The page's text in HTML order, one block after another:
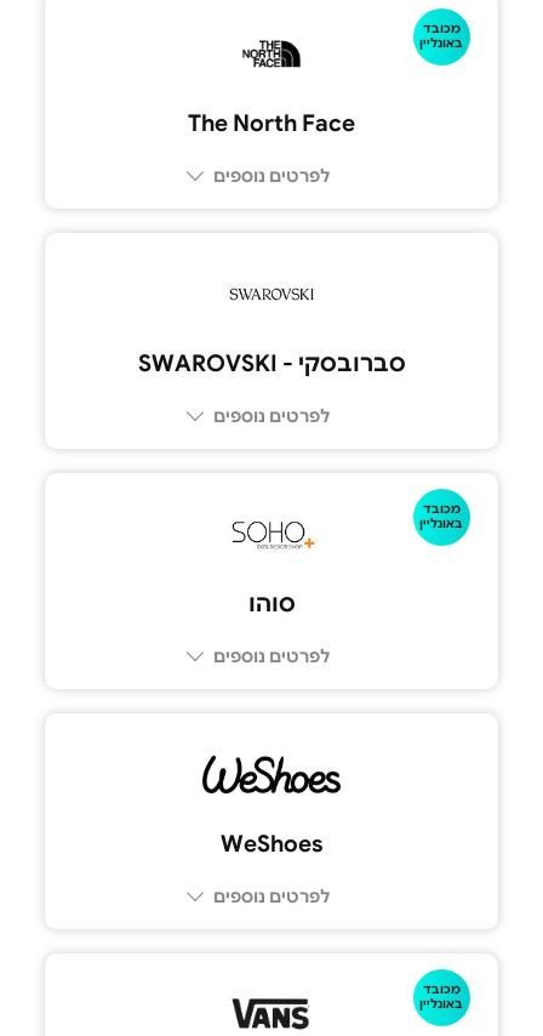
מכובד
באונליין
The North Face
לפרטים נוספים
סברובסקי - SWAROVSKI
לפרטים נוספים
מכובד
באונליין
סוהו
לפרטים נוספים
WeShoes
לפרטים נוספים
מכובד
באונליין